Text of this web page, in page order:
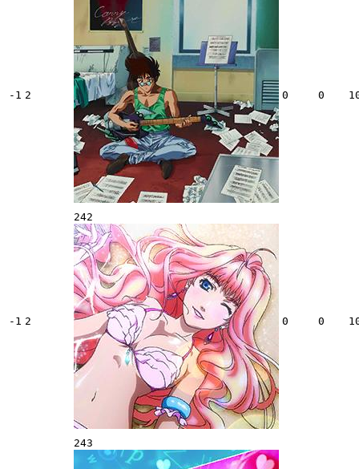
-1 2 0 0
-1 2
242
0 0
243